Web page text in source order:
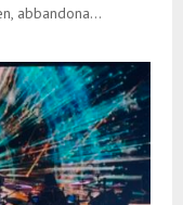
abbandona...